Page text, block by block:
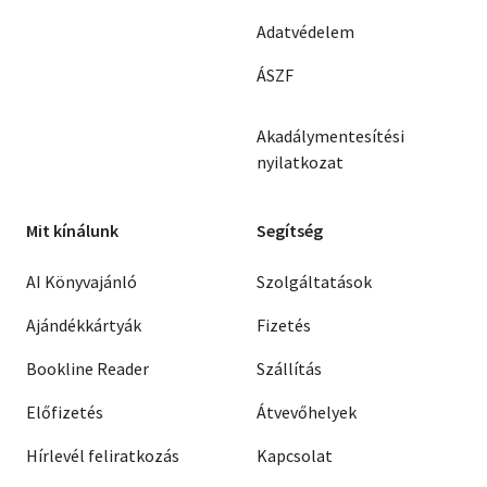
Adatvédelem
ÁSZF
Akadálymentesítési
nyilatkozat
Mit kínálunk
AI Könyvajánló
Ajándékkártyák
Bookline Reader
Előfizetés
Hírlevél feliratkozás
Segítség
Szolgáltatások
Fizetés
Szállítás
Átvevőhelyek
Kapcsolat